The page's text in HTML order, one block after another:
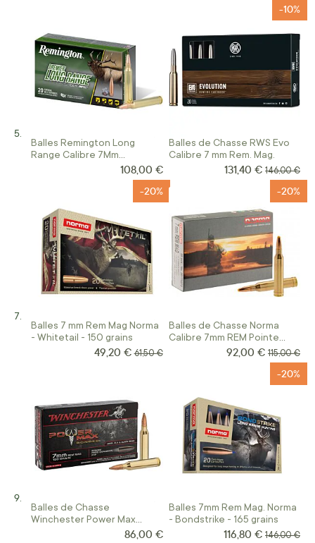
Balles Remington Long
Range Calibre 7Mm
Remington Mag 175 Gr Ogive
108,00 €
Balles de Chasse RWS Evo
Calibre 7 mm Rem. Mag.
-10%
Prix Spécial
131,40 € Prix normal
146,00 €
Balles 7 mm Rem Mag Norma
- Whitetail - 150 grains
-20%
Prix Spécial
49,20 € Prix normal
61,50 €
Balles de Chasse Norma
Calibre 7mm REM Pointe
-20%
Prix Spécial
92,00 € Prix
115,00 €
Balles de Chasse
Winchester Power Max
Bonded Calibre 7mm REM
86,00 €
Balles 7mm Rem Mag. Norma
- Bondstrike - 165 grains
-20%
Prix Spécial
116,80 € Prix normal
146,00 €